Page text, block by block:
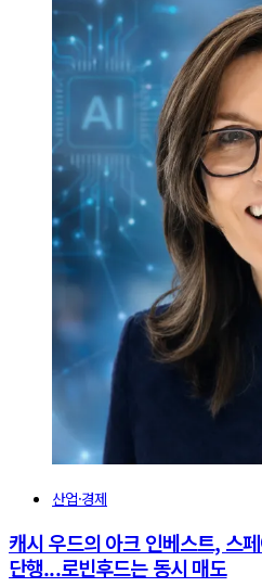
산업·경제
캐시 우드의 아크 인베스트, 스
단행...로빈후드는 동시 매도